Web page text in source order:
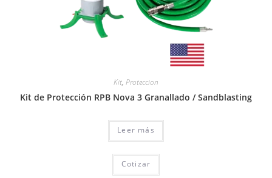
Kit, Proteccion
Kit de Protección RPB Nova 3 Granallado / Sandblasting
Leer más
Cotizar